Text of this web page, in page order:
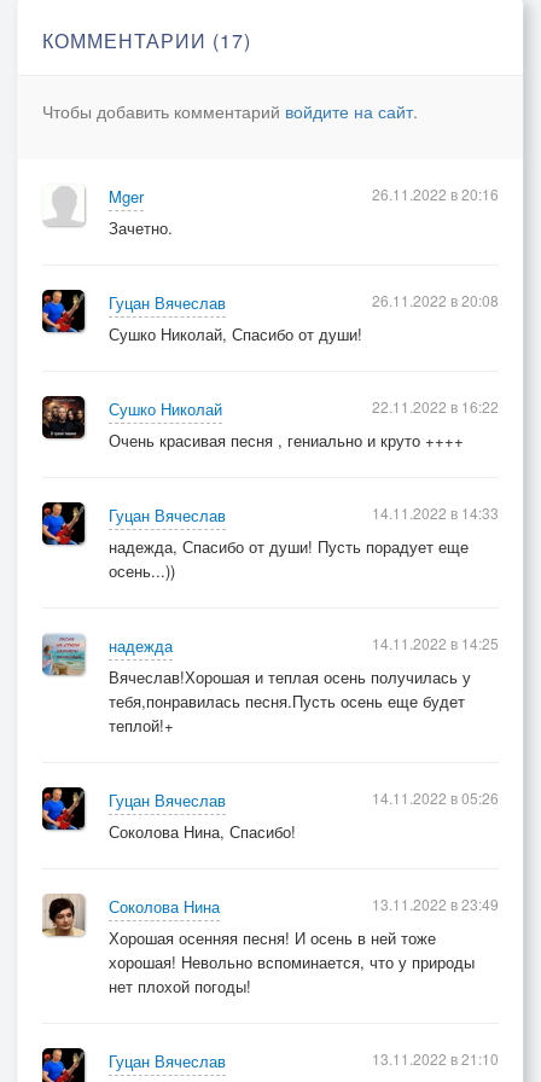
Бродит осень по городу, грустной, чумазой
Прикрывшись опавшей листвой, словно рванной
ей.
Ей зима уже шьет, к декабрю, белоснежное
На погоду уже не ворчу.
И зависеть от времени года.
Задувает ноябрь свечу,
Но так чудно залит горизонт апельсиновым
джемом.
КОММЕНТАРИИ (17)
Чтобы добавить комментарий войдите на сайт.
Mger
Зачетно.
26.11.2022 в 20:16
Гуцан Вячеслав
Сушко Николай, Спасибо от души!
26.11.2022 в 20:08
Сушко Николай
Очень красивая песня , гениально и круто ++++
22.11.2022 в 16:22
Гуцан Вячеслав
надежда, Спасибо от души! Пусть порадует еще
осень...))
14.11.2022 в 14:33
надежда
Вячеслав!Хорошая и теплая осень получилась у
тебя,понравилась песня.Пусть осень еще будет
теплой!+
14.11.2022 в 14:25
Гуцан Вячеслав
Соколова Нина, Спасибо!
14.11.2022 в 05:26
Соколова Нина
Хорошая осенняя песня! И осень в ней тоже
хорошая! Невольно вспоминается, что у природы
нет плохой погоды!
13.11.2022 в 23:49
Гуцан Вячеслав
13.11.2022 в 21:10